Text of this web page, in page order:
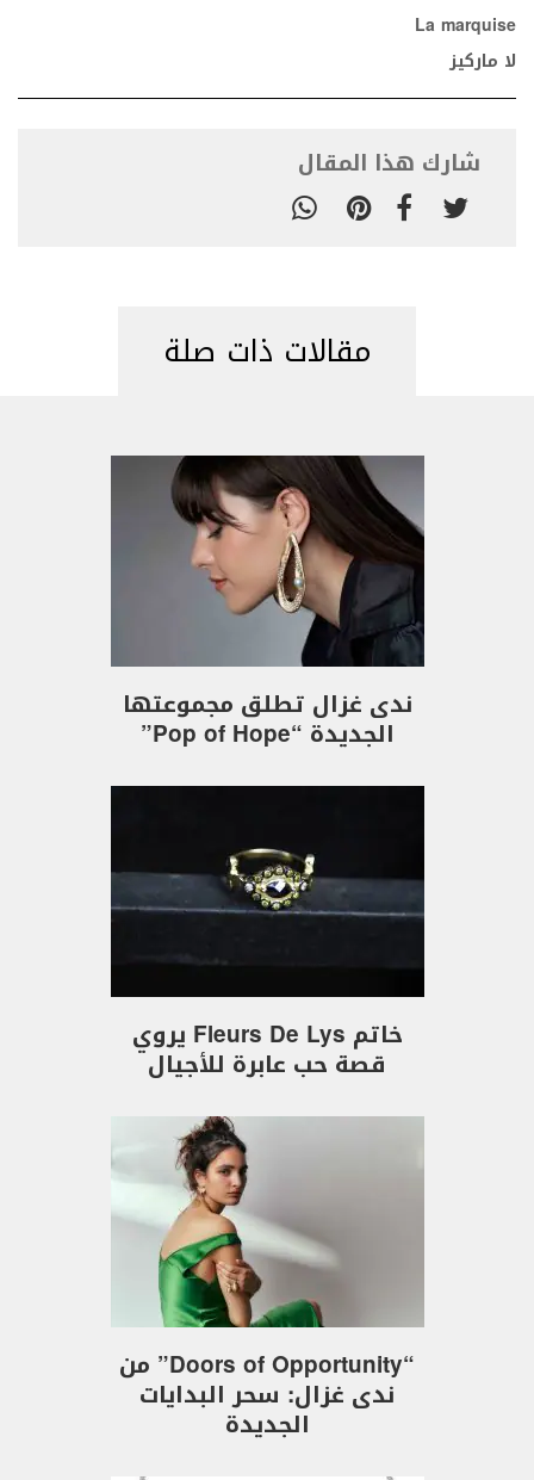
La marquise
لا ماركيز
شارك هذا المقال
مقالات ذات صلة
ندى غزال تطلق مجموعتها
الجديدة “Pop of Hope”
خاتم Fleurs De Lys يروي
قصة حب عابرة للأجيال
“Doors of Opportunity” من
ندى غزال: سحر البدايات
الجديدة